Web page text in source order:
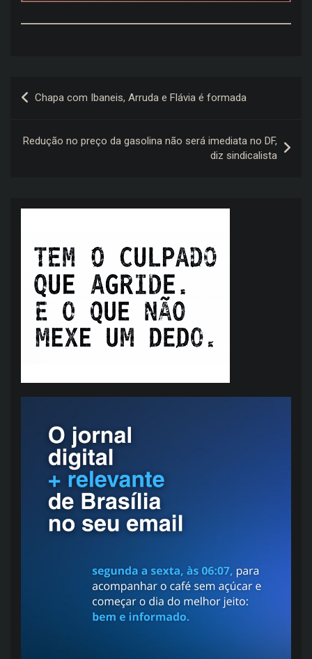
Navegação
de
Post
Chapa com Ibaneis, Arruda e Flávia é formada
Redução no preço da gasolina não será imediata no DF,
diz sindicalista